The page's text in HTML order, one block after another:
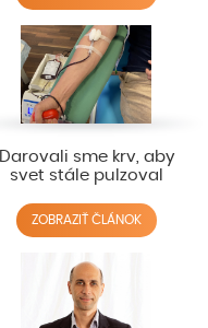
Darovali sme krv, aby
svet stále pulzoval
ZOBRAZIŤ ČLÁNOK